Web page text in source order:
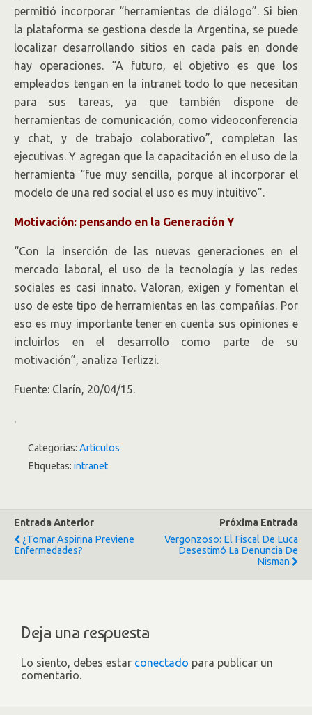
permitió incorporar “herramientas de diálogo”. Si bien
la plataforma se gestiona desde la Argentina, se puede
localizar desarrollando sitios en cada país en donde
hay operaciones. “A futuro, el objetivo es que los
empleados tengan en la intranet todo lo que necesitan
para sus tareas, ya que también dispone de
herramientas de comunicación, como videoconferencia
y chat, y de trabajo colaborativo”, completan las
ejecutivas. Y agregan que la capacitación en el uso de la
herramienta “fue muy sencilla, porque al incorporar el
modelo de una red social el uso es muy intuitivo”.
Motivación: pensando en la Generación Y
“Con la inserción de las nuevas generaciones en el
mercado laboral, el uso de la tecnología y las redes
sociales es casi innato. Valoran, exigen y fomentan el
uso de este tipo de herramientas en las compañías. Por
eso es muy importante tener en cuenta sus opiniones e
incluirlos en el desarrollo como parte de su
motivación”, analiza Terlizzi.
Fuente: Clarín, 20/04/15.
.
Categorías: Artículos
Etiquetas: intranet
Entrada Anterior
¿Tomar Aspirina Previene
Enfermedades?
Próxima Entrada
Vergonzoso: El Fiscal De Luca
Desestimó La Denuncia De
Nisman
Deja una respuesta
Lo siento, debes estar conectado para publicar un
comentario.